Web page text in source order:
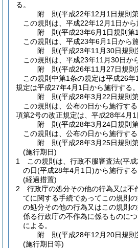
る。
附 則(平成22年12月1日規則
この規則は、平成22年12月1日から
附 則(平成23年6月1日規則第
この規則は、平成23年6月1日から
附 則(平成23年11月30日規則
この規則は、平成23年11月30日か
附 則(平成26年11月27日規則
この規則中第1条の規定は平成26
規定は平成27年4月1日から施行する。
附 則(平成28年3月22日規則
この規則は、公布の日から施行する
項第2号の改正規定は、平成28年4月1
附 則(平成28年3月24日規則
この規則は、公布の日から施行する
附 則(平成28年3月25日規則
(施行期日)
1
この規則は、行政不服審査法(平
の日(平成28年4月1日)から施行する
(経過措置)
2
行政庁の処分その他の行為又は不
てに関する手続であってこの規則
の処分その他の行為又はこの規則
係る行政庁の不作為に係るものに
による。
附 則(平成28年12月20日規則
(施行期日等)